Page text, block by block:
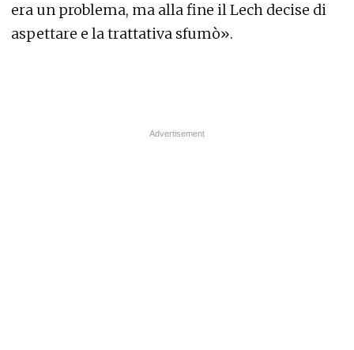
era un problema, ma alla fine il Lech decise di
aspettare e la trattativa sfumò».